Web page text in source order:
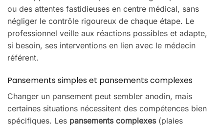
ou des attentes fastidieuses en centre médical, sans
négliger le contrôle rigoureux de chaque étape. Le
professionnel veille aux réactions possibles et adapte,
si besoin, ses interventions en lien avec le médecin
référent.
Pansements simples et pansements complexes
Changer un pansement peut sembler anodin, mais
certaines situations nécessitent des compétences bien
spécifiques. Les pansements complexes(plaies